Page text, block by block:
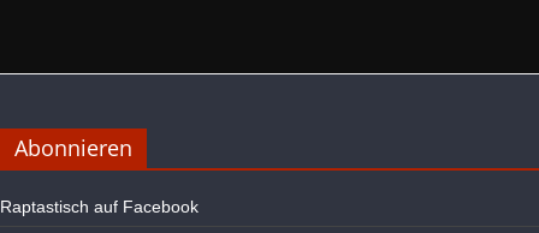
Abonnieren
Raptastisch auf Facebook